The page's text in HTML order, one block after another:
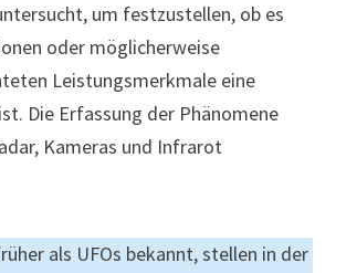
um festzustellen, ob es
oder möglicherweise
Leistungsmerkmale eine
Die Erfassung der Phänomene
Kameras und Infrarot
als UFOs bekannt, stellen in der